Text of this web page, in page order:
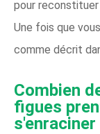
pour
Une fois que
comme décrit
Combien
figues
s'enraciner